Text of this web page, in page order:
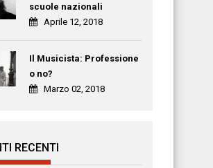
scuole nazionali
Aprile 12, 2018
Il Musicista: Professione
o no?
Marzo 02, 2018
RECENTI